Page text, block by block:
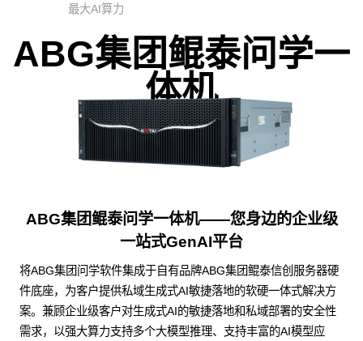
最大AI算力
ABG集团鲲泰问学一
体机
ABG集团鲲泰问学一体机——您身边的企业级
一站式GenAI平台
将ABG集团问学软件集成于自有品牌ABG集团鲲泰信创服务器硬
件底座，为客户提供私域生成式AI敏捷落地的软硬一体式解决方
案。兼顾企业级客户对生成式AI的敏捷落地和私域部署的安全性
需求，以强大算力支持多个大模型推理、支持丰富的AI模型应